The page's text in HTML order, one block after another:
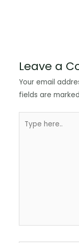
Leave a
Your email
fields are marked